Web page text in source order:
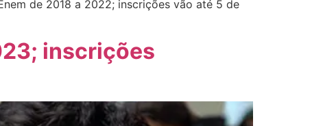
de 2018 a 2022; inscrições vão até 5 de
inscrições